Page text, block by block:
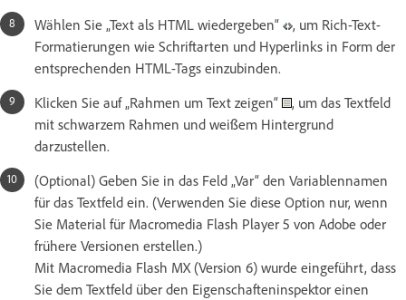
Wählen Sie „Text als HTML wiedergeben“
, um Rich-Text-
Formatierungen wie Schriftarten und Hyperlinks in Form der
entsprechenden HTML-Tags einzubinden.
Klicken Sie auf „Rahmen um Text zeigen“
, um das Textfeld
mit schwarzem Rahmen und weißem Hintergrund
darzustellen.
(Optional) Geben Sie in das Feld „Var“ den Variablennamen
für das Textfeld ein. (Verwenden Sie diese Option nur, wenn
Sie Material für Macromedia Flash Player 5 von Adobe oder
frühere Versionen erstellen.)
Mit Macromedia Flash MX (Version 6) wurde eingeführt, dass
Sie dem Textfeld über den Eigenschafteninspektor einen